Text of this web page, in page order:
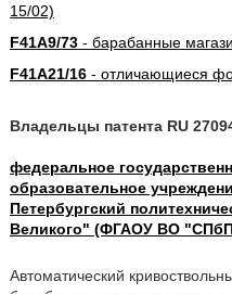
15/02)
F41A9/73- барабанные
F41A21/16- отличающиеся
Владельцы патента RU
федеральное
образовательное
Петербургский
Великого" (ФГАОУ ВО
Автоматический